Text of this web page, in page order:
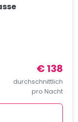
€ 138
durchschnittlich
pro Nacht